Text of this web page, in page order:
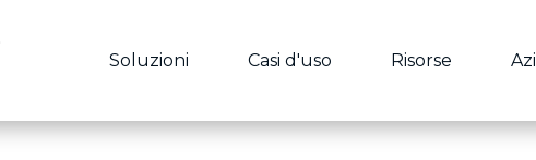
Soluzioni Casi d'uso Risorse